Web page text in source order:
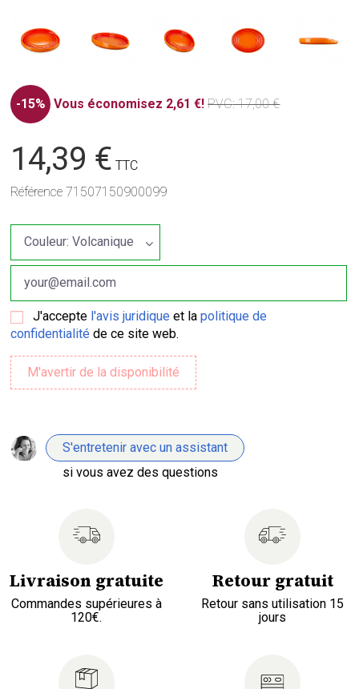
-15% Vous économisez 2,61 €! PVC: 17,00 €
14,39 € TTC
Référence 71507150900099
J'accepte l'avis juridique et lapolitique de
confidentialité de ce site web.
S'entretenir avec un assistant
si vous avez des questions
Livraison gratuite
Commandes supérieures à
120€.
Retour gratuit
Retour sans utilisation 15
jours